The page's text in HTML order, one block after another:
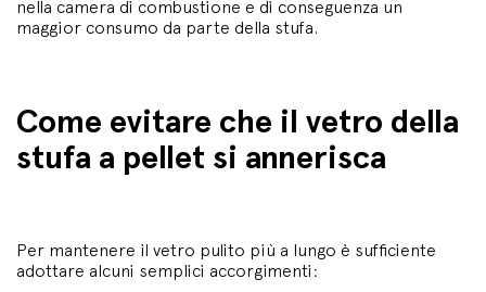
nella camera di combustione e di conseguenza un
maggior consumo da parte della stufa.
Come evitare che il vetro della
stufa a pellet si annerisca
Per mantenere il vetro pulito più a lungo è sufficiente
adottare alcuni semplici accorgimenti: